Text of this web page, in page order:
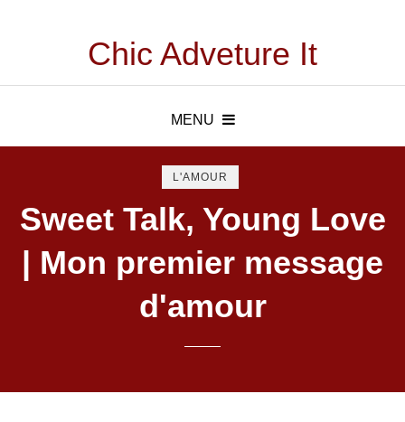
Chic Adveture It
MENU
L'AMOUR
Sweet Talk, Young Love
| Mon premier message
d'amour